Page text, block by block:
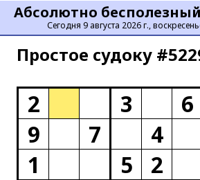
Абсолютно
Сегодня 9 августа 2026 г.,
Простое cудоку
2 3 6
9
7
4
1
5 2